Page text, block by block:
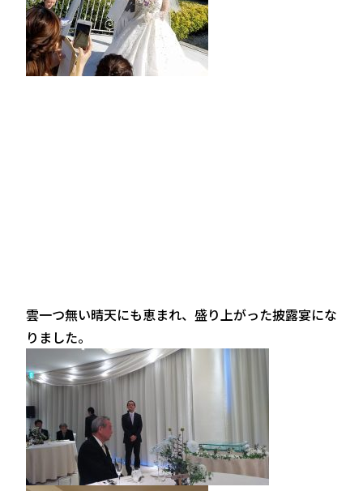
雲一つ無い晴天にも恵まれ、盛り上がった披露宴にな
りました。